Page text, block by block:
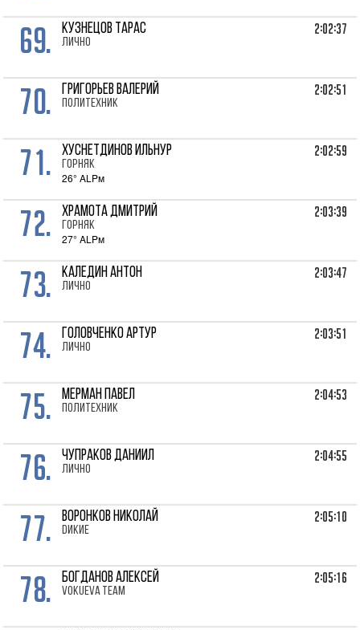
69. КУЗНЕЦОВ Тарас
лично
2:02:37
70. ГРИГОРЬЕВ Валерий
Политехник
2:02:51
71. ХУСНЕТДИНОВ Ильнур
Горняк
26° ALPм
2:02:59
72. ХРАМОТА Дмитрий
Горняк
27° ALPм
2:03:39
73. КАЛЕДИН Антон
лично
2:03:47
74. ГОЛОВЧЕНКО Артур
лично
2:03:51
75. МЕРМАН Павел
Политехник
2:04:53
76. ЧУПРАКОВ Даниил
лично
2:04:55
77. ВОРОНКОВ Николай
Dикие
2:05:10
78. БОГДАНОВ Алексей
VOKUEVA TEAM
2:05:16